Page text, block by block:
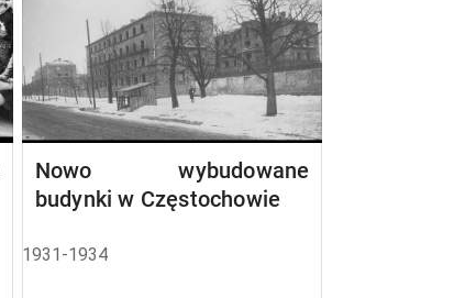
Nowo wybudowane
budynki w Częstochowie
1931-1934